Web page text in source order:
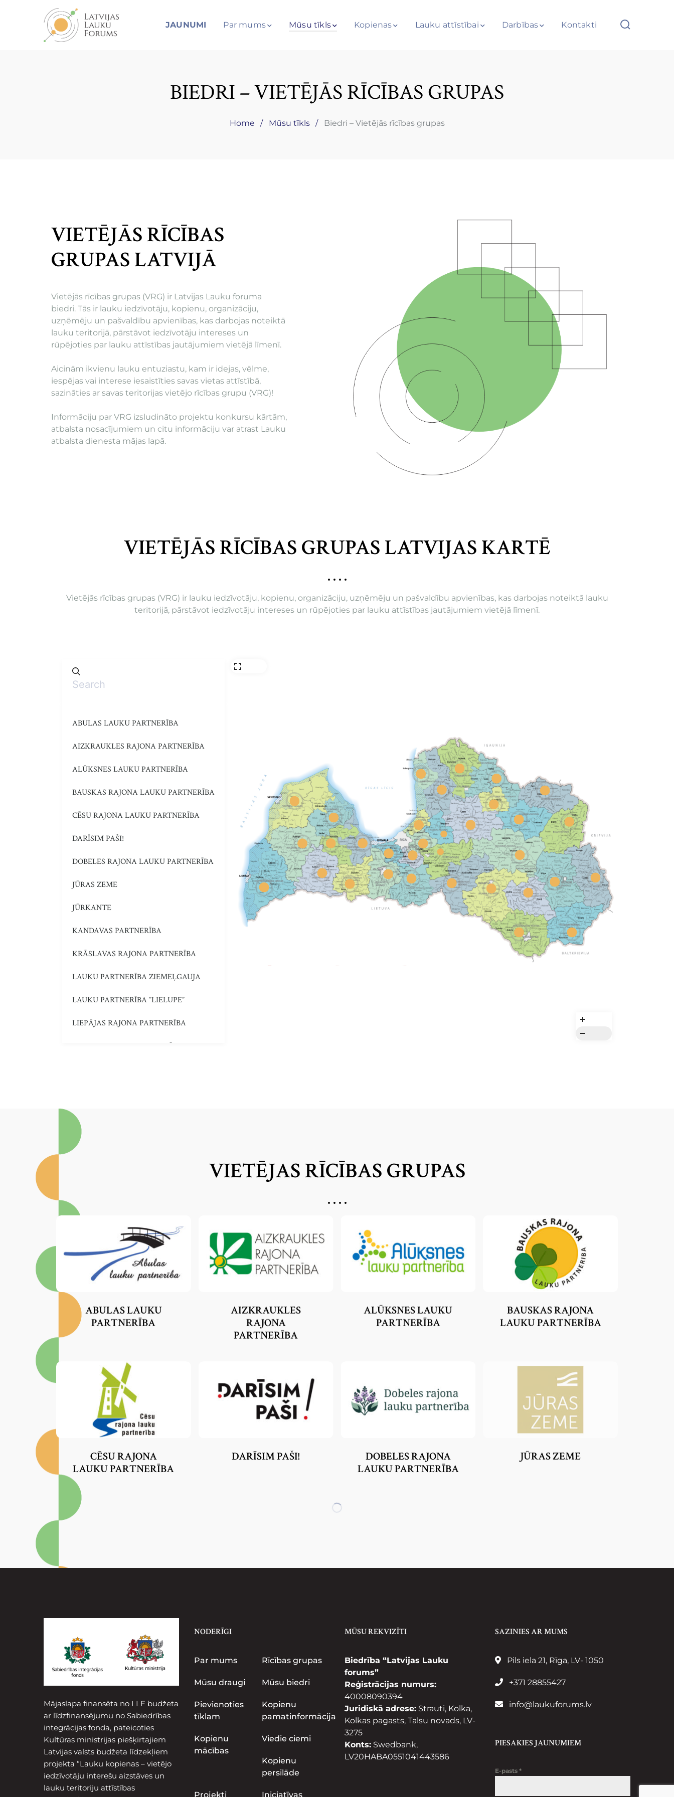
JAUNUMI Par mums Mūsu tīkls Kopienas Lauku attīstībai Darbības Kontakti
BIEDRI – VIETĒJĀS RĪCĪBAS GRUPAS
Home Mūsu tīkls Biedri – Vietējās rīcības grupas
VIETĒJĀS RĪCĪBAS
GRUPAS LATVIJĀ
Vietējās rīcības grupas (VRG) ir Latvijas Lauku foruma
biedri. Tās ir lauku iedzīvotāju, kopienu, organizāciju,
uzņēmēju un pašvaldību apvienības, kas darbojas noteiktā
lauku teritorijā, pārstāvot iedzīvotāju intereses un
rūpējoties par lauku attīstības jautājumiem vietējā līmenī.
Aicinām ikvienu lauku entuziastu, kam ir idejas, vēlme,
iespējas vai interese iesaistīties savas vietas attīstībā,
sazināties ar savas teritorijas vietējo rīcības grupu (VRG)!
Informāciju par VRG izsludināto projektu konkursu kārtām,
atbalsta nosacījumiem un citu informāciju var atrast Lauku
atbalsta dienesta mājas lapā.
VIETĒJĀS RĪCĪBAS GRUPAS LATVIJAS KARTĒ
Vietējās rīcības grupas (VRG) ir lauku iedzīvotāju, kopienu, organizāciju, uzņēmēju un pašvaldību apvienības, kas darbojas noteiktā lauku
teritorijā, pārstāvot iedzīvotāju intereses un rūpējoties par lauku attīstības jautājumiem vietējā līmenī.
ABULAS LAUKU PARTNERĪBA
AIZKRAUKLES RAJONA PARTNERĪBA
ALŪKSNES LAUKU PARTNERĪBA
BAUSKAS RAJONA LAUKU PARTNERĪBA
CĒSU RAJONA LAUKU PARTNERĪBA
DARĪSIM PAŠI!
DOBELES RAJONA LAUKU PARTNERĪBA
JŪRAS ZEME
JŪRKANTE
KANDAVAS PARTNERĪBA
KRĀSLAVAS RAJONA PARTNERĪBA
LAUKU PARTNERĪBA ZIEMEĻGAUJA
LAUKU PARTNERĪBA ”LIELUPE”
LIEPĀJAS RAJONA PARTNERĪBA
LUDZAS RAJONA PARTNERĪBA
PARTNERĪBA LAUKIEM UN JŪRAI
PARTNERĪBA “DAUGAVKRASTS”
PREIĻU – LĪVĀNU NOVADA
PARTNERĪBA “KŪPĀ”
ROPAŽU SALASPILS PARTNERĪBA
RĒZEKNES NOVADA PARTNERĪBA
SATEKA
TALSU RAJONA PARTNERĪBA
VIDZEMES LAUKU PARTNERĪBA
“BRASLA”
ZIEMEĻKURZEMES BIZNESA
ASOCIĀCIJA
VIETĒJAS RĪCĪBAS GRUPAS
ABULAS LAUKU
PARTNERĪBA
AIZKRAUKLES
RAJONA
PARTNERĪBA
ALŪKSNES LAUKU
PARTNERĪBA
BAUSKAS RAJONA
LAUKU PARTNERĪBA
CĒSU RAJONA
LAUKU PARTNERĪBA
DARĪSIM PAŠI!
DOBELES RAJONA
LAUKU PARTNERĪBA
JŪRAS ZEME
Mājaslapa finansēta no LLF budžeta
ar līdzfinansējumu no Sabiedrības
integrācijas fonda, pateicoties
Kultūras ministrijas piešķirtajiem
Latvijas valsts budžeta līdzekļiem
projekta “Lauku kopienas – vietējo
iedzīvotāju interešu aizstāves un
lauku teritoriju attīstības
NODERĪGI
Par mums Rīcības grupas
Mūsu draugi Mūsu biedri
Pievienoties
tīklam
Kopienu
pamatinformācija
Kopienu
mācības
Viedie ciemi
Kopienu
persilāde
Projekti Iniciatīvas
MŪSU REKVIZĪTI
Biedrība “Latvijas Lauku
forums”
Reģistrācijas numurs:
40008090394
Juridiskā adrese: Strauti, Kolka,
Kolkas pagasts, Talsu novads, LV-
3275
Konts: Swedbank,
LV20HABA0551041443586
SAZINIES AR MUMS
Pils iela 21, Rīga, LV- 1050
+371 28855427
info@laukuforums.lv
PIESAKIES JAUNUMIEM
E-pasts *